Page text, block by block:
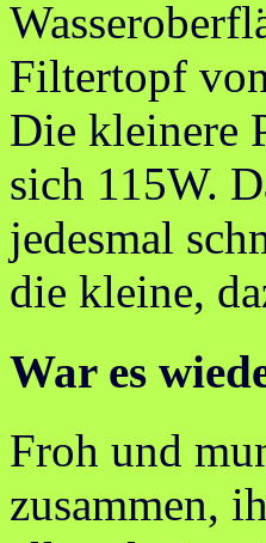
Filtertopf
Die kleinere
sich 115W.
jedesmal
die kleine,
War es
Froh und
zusammen,